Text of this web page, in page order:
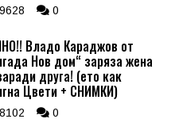
0
Владо Караджов от
Нов дом“ заряза жена
друга! (ето как
Цвети + СНИМКИ)
0